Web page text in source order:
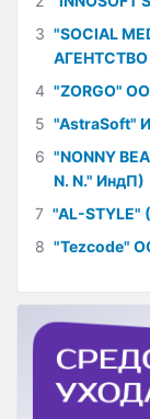
3 "SOCIAL
АГЕНТСТВО
4 "ZORGO"
5 "AstraSoft"
6 "NONNY
N. N." ИндП)
7 "AL-STYLE"
8 "Tezcode"